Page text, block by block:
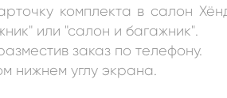
комплекта в салон
или "салон и багажник".
заказ по телефону.
нижнем углу экрана.